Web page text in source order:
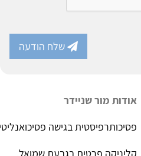
שלח הודעה
אודות מור שניידר
פסיכותרפיסטית בגישה